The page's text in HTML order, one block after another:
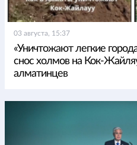
03 августа, 15:37
«Уничтожают легкие
снос холмов на Кок-
алматинцев